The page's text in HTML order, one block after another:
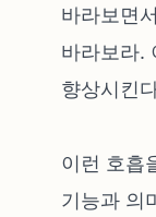
바라보면
바라보라.
향상시킨
이런 호흡
기능과 의